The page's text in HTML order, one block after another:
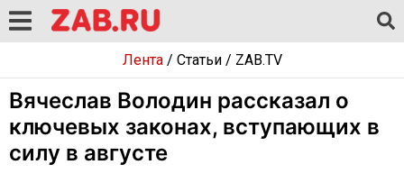
Лента/ Статьи/ ZAB.TV
Вячеслав Володин рассказал о
ключевых законах, вступающих в
силу в августе